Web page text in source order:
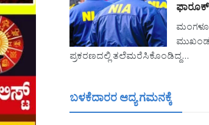
ಮುಖಂಡ
ಪ್ರಕರಣದಲ್ಲಿ ತಲೆಮರೆಸಿಕೊಂಡಿದ್ದ…
ಬಳಕೆದಾರರ ಆದ್ಯ ಗಮನಕ್ಕೆ